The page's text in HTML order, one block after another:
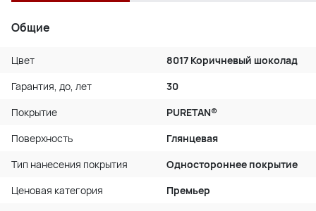
Общие
Цвет
8017 Коричневый шоколад
Гарантия, до, лет
30
Покрытие
PURETAN®
Поверхность
Глянцевая
Тип нанесения покрытия
Одностороннее покрытие
Ценовая категория
Премьер